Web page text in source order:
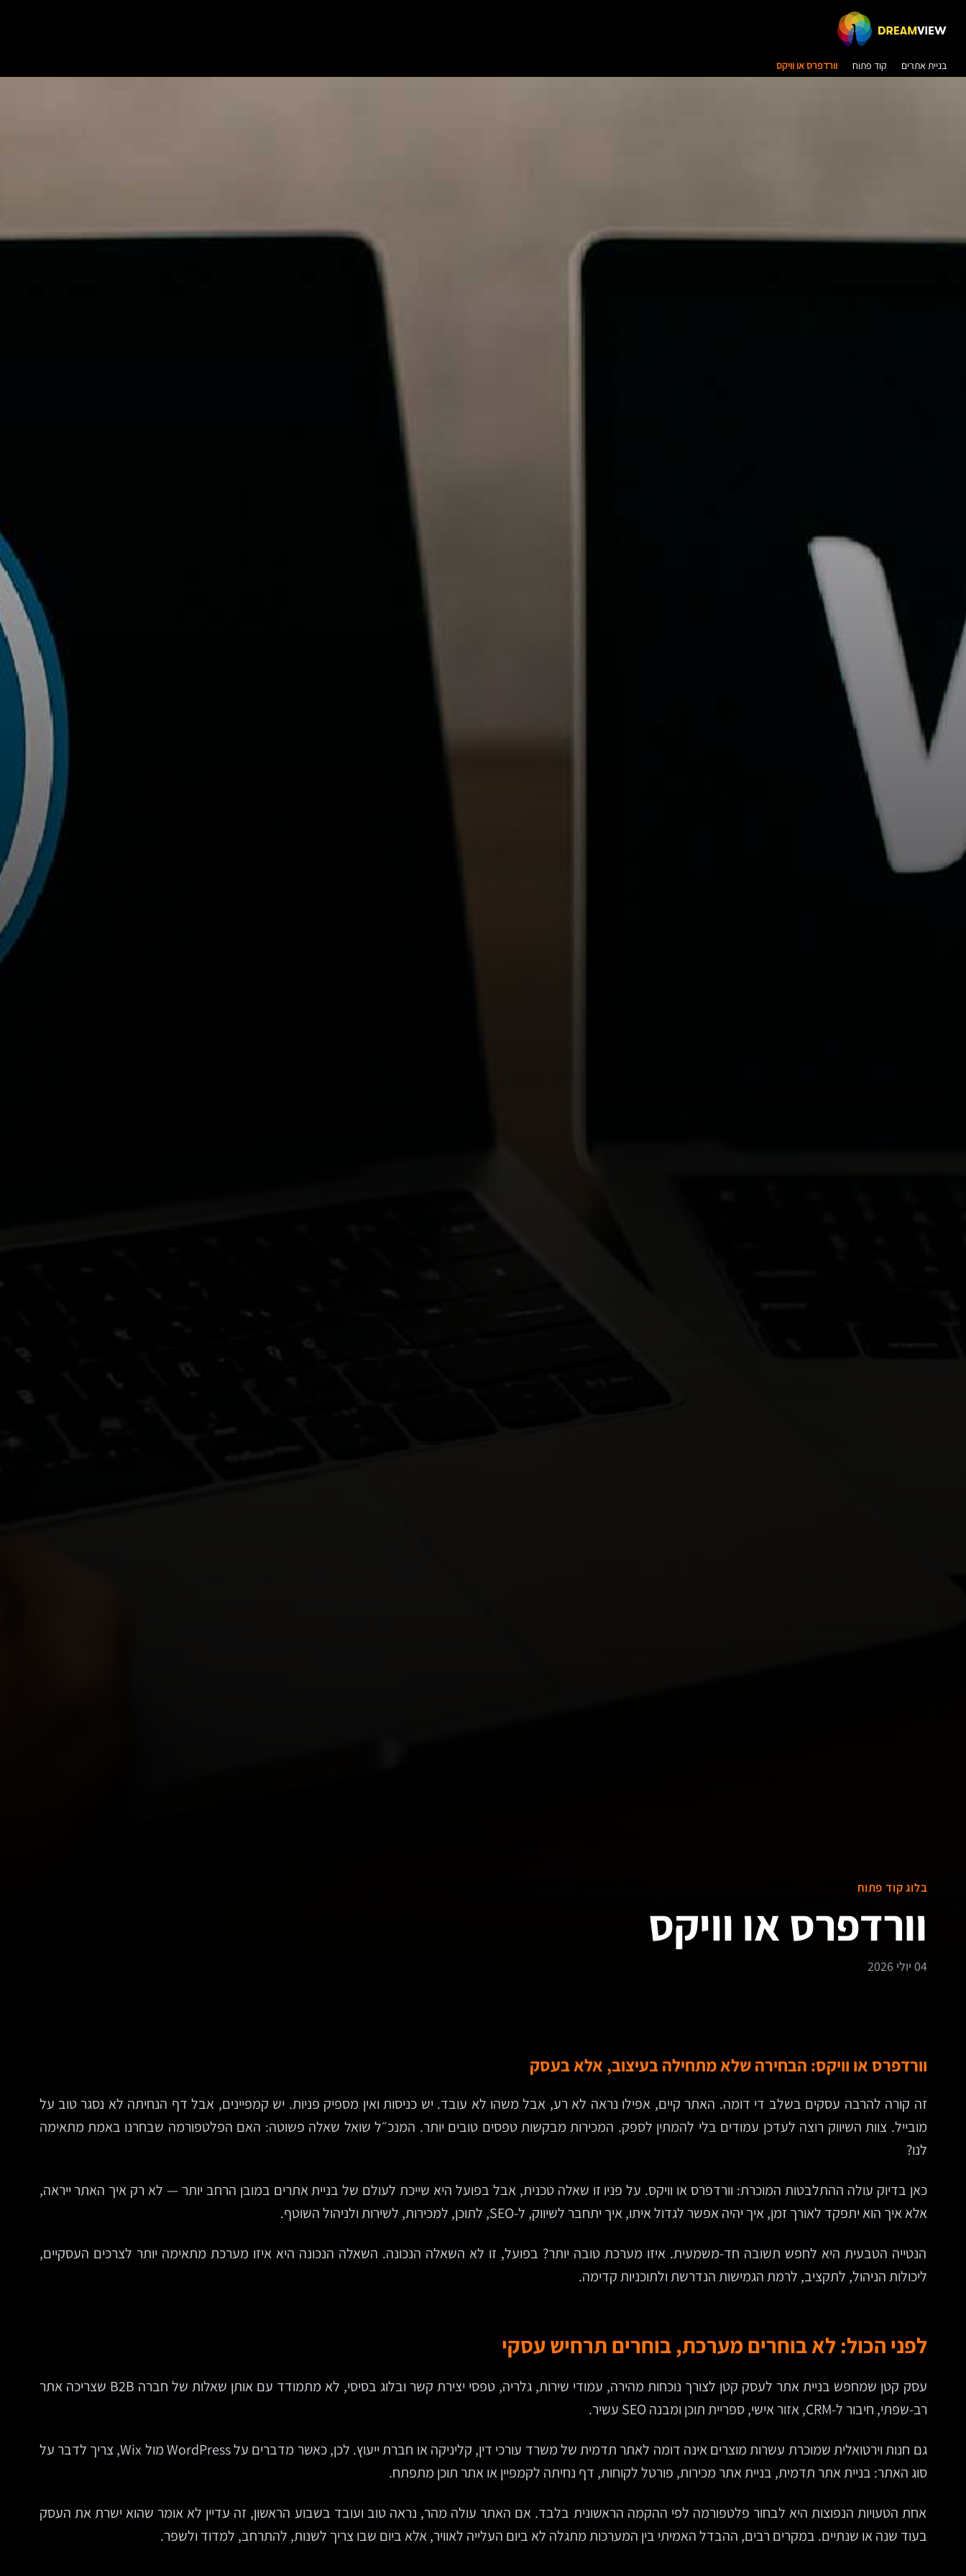
בניית אתרים קוד פתוח וורדפרס או וויקס
בלוג קוד פתוח
וורדפרס או וויקס
04 יולי 2026
וורדפרס או וויקס: הבחירה שלא מתחילה בעיצוב, אלא בעסק
זה קורה להרבה עסקים בשלב די דומה. האתר קיים, אפילו נראה לא רע, אבל משהו לא עובד. יש כניסות ואין מספיק פניות. יש קמפיינים, אבל דף הנחיתה לא נסגר טוב על
מובייל. צוות השיווק רוצה לעדכן עמודים בלי להמתין לספק. המכירות מבקשות טפסים טובים יותר. המנכ״ל שואל שאלה פשוטה: האם הפלטפורמה שבחרנו באמת מתאימה
לנו?
כאן בדיוק עולה ההתלבטות המוכרת: וורדפרס או וויקס. על פניו זו שאלה טכנית, אבל בפועל היא שייכת לעולם של בניית אתרים במובן הרחב יותר — לא רק איך האתר ייראה,
אלא איך הוא יתפקד לאורך זמן, איך יהיה אפשר לגדול איתו, איך יתחבר לשיווק, ל-SEO, לתוכן, למכירות, לשירות ולניהול השוטף.
הנטייה הטבעית היא לחפש תשובה חד-משמעית. איזו מערכת טובה יותר? בפועל, זו לא השאלה הנכונה. השאלה הנכונה היא איזו מערכת מתאימה יותר לצרכים העסקיים,
ליכולות הניהול, לתקציב, לרמת הגמישות הנדרשת ולתוכניות קדימה.
לפני הכול: לא בוחרים מערכת, בוחרים תרחיש עסקי
עסק קטן שמחפש בניית אתר לעסק קטן לצורך נוכחות מהירה, עמודי שירות, גלריה, טפסי יצירת קשר ובלוג בסיסי, לא מתמודד עם אותן שאלות של חברה B2B שצריכה אתר
רב-שפתי, חיבור ל-CRM, אזור אישי, ספריית תוכן ומבנה SEO עשיר.
גם חנות וירטואלית שמוכרת עשרות מוצרים אינה דומה לאתר תדמית של משרד עורכי דין, קליניקה או חברת ייעוץ. לכן, כאשר מדברים על WordPress מול Wix, צריך לדבר על
סוג האתר: בניית אתר תדמית, בניית אתר מכירות, פורטל לקוחות, דף נחיתה לקמפיין או אתר תוכן מתפתח.
אחת הטעויות הנפוצות היא לבחור פלטפורמה לפי ההקמה הראשונית בלבד. אם האתר עולה מהר, נראה טוב ועובד בשבוע הראשון, זה עדיין לא אומר שהוא ישרת את העסק
בעוד שנה או שנתיים. במקרים רבים, ההבדל האמיתי בין המערכות מתגלה לא ביום העלייה לאוויר, אלא ביום שבו צריך לשנות, להתרחב, למדוד ולשפר.